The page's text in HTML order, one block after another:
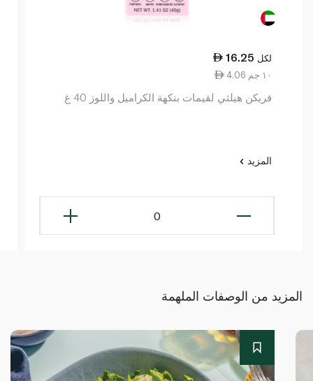
16.25 لكل
4.06 ١٠ جم
فريكن هيلثي لقيمات بنكهة الكراميل واللوز 40 غ
المزيد
0
المزيد من الوصفات الملهمة